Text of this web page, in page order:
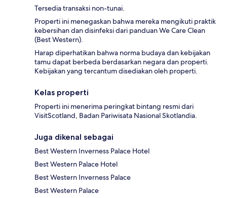
Tersedia transaksi non-tunai.
Properti ini menegaskan bahwa mereka mengikuti praktik
kebersihan dan disinfeksi dari panduan We Care Clean
(Best Western).
Harap diperhatikan bahwa norma budaya dan kebijakan
tamu dapat berbeda berdasarkan negara dan properti.
Kebijakan yang tercantum disediakan oleh properti.
Kelas properti
Properti ini menerima peringkat bintang resmi dari
VisitScotland, Badan Pariwisata Nasional Skotlandia.
Juga dikenal sebagai
Best Western Inverness Palace Hotel
Best Western Palace Hotel
Best Western Inverness Palace
Best Western Palace